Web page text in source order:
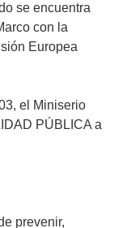
se encuentra
con la
Europea
el Miniserio
PÚBLICA a
prevenir,